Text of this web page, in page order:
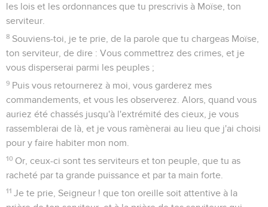
les lois et les ordonnances que tu prescrivis à Moïse, ton
serviteur.
8 Souviens-toi, je te prie, de la parole que tu chargeas Moïse,
ton serviteur, de dire : Vous commettrez des crimes, et je
vous disperserai parmi les peuples ;
9 Puis vous retournerez à moi, vous garderez mes
commandements, et vous les observerez. Alors, quand vous
auriez été chassés jusqu'à l'extrémité des cieux, je vous
rassemblerai de là, et je vous ramènerai au lieu que j'ai choisi
pour y faire habiter mon nom.
10 Or, ceux-ci sont tes serviteurs et ton peuple, que tu as
racheté par ta grande puissance et par ta main forte.
11 Je te prie, Seigneur ! que ton oreille soit attentive à la